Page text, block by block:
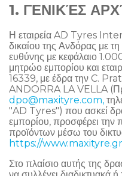
1. ΓΕΝΙΚΈΣ
Η εταιρεία AD Tyres
δικαίου της Ανδόρας με
ευθύνης με κεφάλαιο
μητρώο εμπορίου και
16339, με έδρα την C.
ANDORRA LA VELLA
dpo@maxityre.com,
"AD Tyres") που ασκεί
εμπορίου, προσφέρει
προϊόντων μέσω του
https://www.maxityre.gr
Στο πλαίσιο αυτής της